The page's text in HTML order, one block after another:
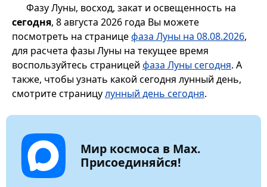
Фазу Луны, восход, закат и освещенность на
сегодня, 8 августа 2026 года Вы можете
посмотреть на страницефаза Луны на 08.08.2026,
для расчета фазы Луны на текущее время
воспользуйтесь страницей фаза Луны сегодня. А
также, чтобы узнать какой сегодня лунный день,
смотрите страницулунный день сегодня.
Мир космоса в Max.
Присоединяйся!